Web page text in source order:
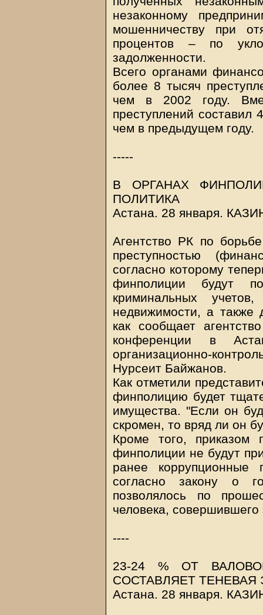
незаконному
мошенничеству при
процентов – по
задолженности.
Всего органами
более 8 тысяч
чем в 2002 году.
преступлений составил
чем в предыдущем году.
-----
В ОРГАНАХ
ПОЛИТИКА
Астана. 28 января.
Агентство РК по
преступностью
согласно которому
финполиции будут
криминальных
недвижимости, а также
как сообщает
конференции в
организационно-
Нурсеит Байжанов.
Как отметили
финполицию будет
имущества. "Если он
скромен, то вряд ли он
Кроме того, приказом
финполиции не будут
ранее коррупционные
согласно закону о
позволялось по
человека, совершившего
----
23-24 % ОТ
СОСТАВЛЯЕТ
Астана. 28 января.